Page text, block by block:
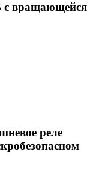
с вращающейся
реле